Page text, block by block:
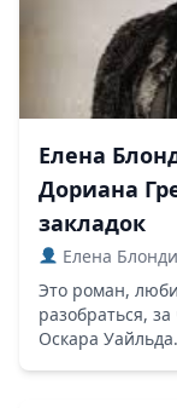
Елена
Дориана
закладок
Елена Блонди
Это роман,
разобраться,
Оскара